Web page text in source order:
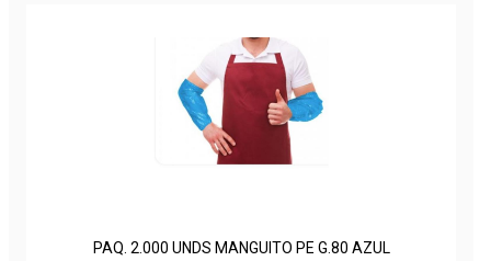
PAQ. 2.000 UNDS MANGUITO PE G.80 AZUL